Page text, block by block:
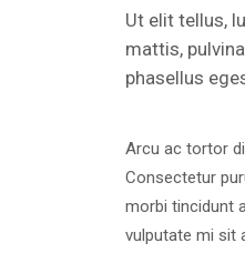
Ut elit tellus,
mattis,
phasellus
Arcu ac tortor
Consectetur
morbi tincidunt
vulputate mi sit